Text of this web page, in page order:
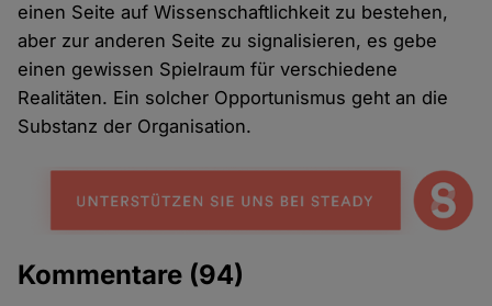
einen Seite auf Wissenschaftlichkeit zu bestehen,
aber zur anderen Seite zu signalisieren, es gebe
einen gewissen Spielraum für verschiedene
Realitäten. Ein solcher Opportunismus geht an die
Substanz der Organisation.
Kommentare (94)